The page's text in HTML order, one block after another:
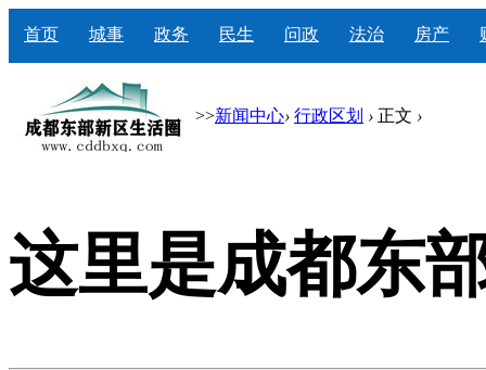
首页 城事 政务 民生 问政 法治 房产
>>新闻中心› 行政区划 › 正文 ›
这里是成都东